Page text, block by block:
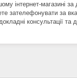
інтернет-магазині
зателефонувати за
консультації